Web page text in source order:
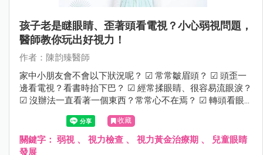
孩子老是瞇眼睛、歪著頭看電視？小心弱視問題，
醫師教你玩出好視力！
作者：陳韵臻醫師
家中小朋友會不會以下狀況呢？ ☑ 常常皺眉頭？ ☑ 頭歪一
邊看電視？看書時抬下巴？ ☑ 經常揉眼睛、很容易流眼淚？
☑ 沒辦法一直看著一個東西？常常心不在焉？ ☑ 轉頭看眼
前的東西？ 若有這些狀況建議進一步檢查，需留意是否有弱
視的可能性。
收藏
關鍵字： 弱視 、 視力檢查 、 視力黃金治療期 、
兒童眼睛
發展